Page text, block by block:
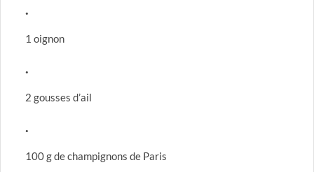
1 oignon
2 gousses d’ail
100 g de champignons de Paris